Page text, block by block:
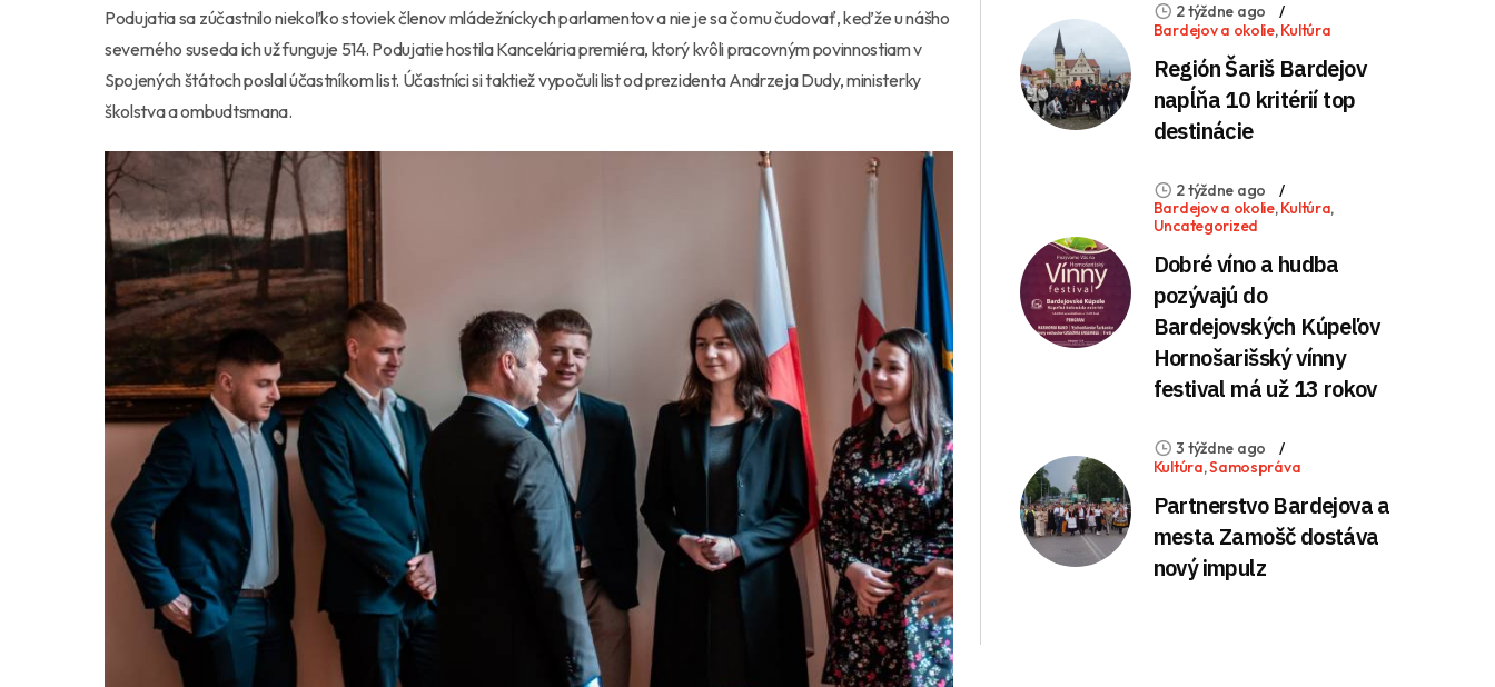
Podujatia sa zúčastnilo niekoľko stoviek členov mládežníckych parlamentov a nie je sa čomu čudovať, keďže u nášho
severného suseda ich už funguje 514. Podujatie hostila Kancelária premiéra, ktorý kvôli pracovným povinnostiam v
Spojených štátoch poslal účastníkom list. Účastníci si taktiež vypočuli list od prezidenta Andrzeja Dudy, ministerky
školstva a ombudtsmana.
2 týždne ago
Bardejov a okolie,Kultúra
Región Šariš Bardejov
napĺňa 10 kritérií top
destinácie
2 týždne ago
Bardejov a okolie,Kultúra,
Uncategorized
Dobré víno a hudba
pozývajú do
Bardejovských Kúpeľov
Hornošarišský vínny
festival má už 13 rokov
3 týždne ago
Kultúra,Samospráva
Partnerstvo Bardejova a
mesta Zamošč dostáva
nový impulz